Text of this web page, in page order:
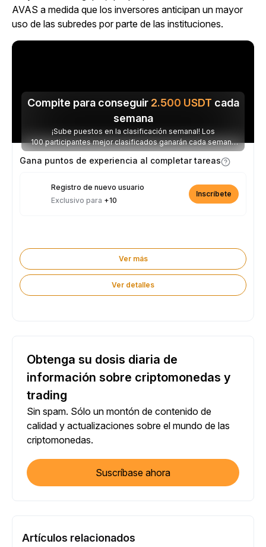
AVAS a medida que los inversores anticipan un mayor
uso de las subredes por parte de las instituciones.
Compite para conseguir 2.500 USDT cada
semana
¡Sube puestos en la clasificación semanal! Los
100 participantes mejor clasificados ganarán cada semana
parte de los 2.500 USDT disponibles.
Gana puntos de experiencia al completar tareas
Registro de nuevo usuario
Exclusivo para +10
Inscríbete
Ver más
Ver detalles
Obtenga su dosis diaria de
información sobre criptomonedas y
trading
Sin spam. Sólo un montón de contenido de
calidad y actualizaciones sobre el mundo de las
criptomonedas.
Suscríbase ahora
Artículos relacionados